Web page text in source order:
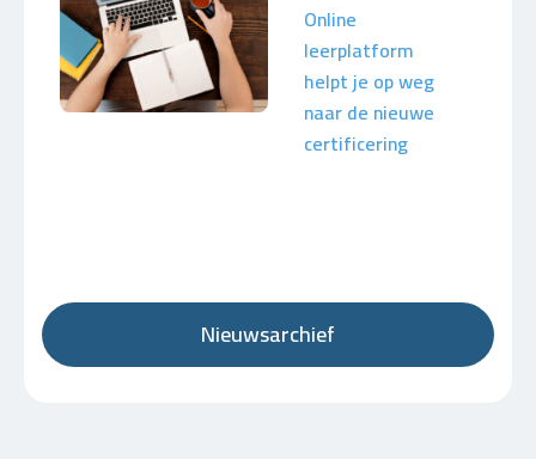
Online
leerplatform
helpt je op weg
naar de nieuwe
certificering
Nieuwsarchief